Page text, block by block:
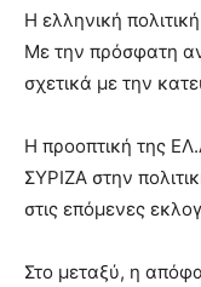
Η ελληνική
Με την πρόσφατη
σχετικά με την
Η προοπτική της
ΣΥΡΙΖΑ στην
στις επόμενες
Στο μεταξύ, η